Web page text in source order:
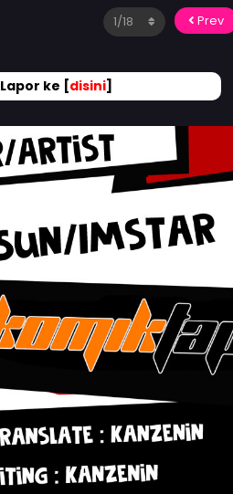
Prev
ke [disini]